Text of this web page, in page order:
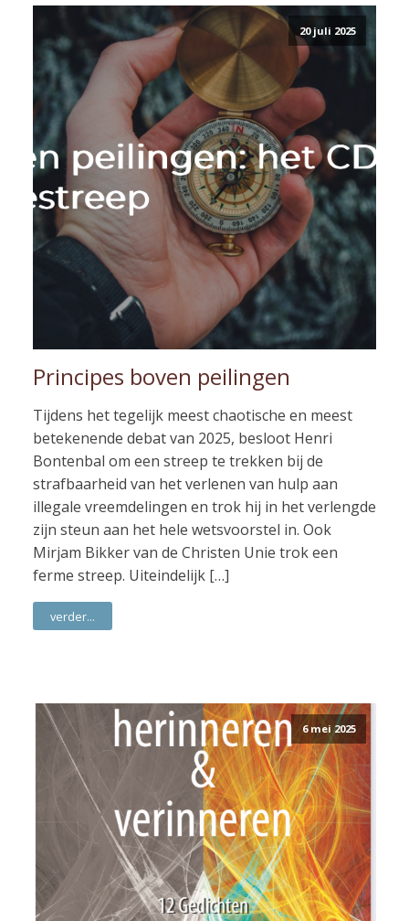
20 juli 2025
Principes boven peilingen
Tijdens het tegelijk meest chaotische en meest
betekenende debat van 2025, besloot Henri
Bontenbal om een streep te trekken bij de
strafbaarheid van het verlenen van hulp aan
illegale vreemdelingen en trok hij in het verlengde
zijn steun aan het hele wetsvoorstel in. Ook
Mirjam Bikker van de Christen Unie trok een
ferme streep. Uiteindelijk […]
verder...
6 mei 2025